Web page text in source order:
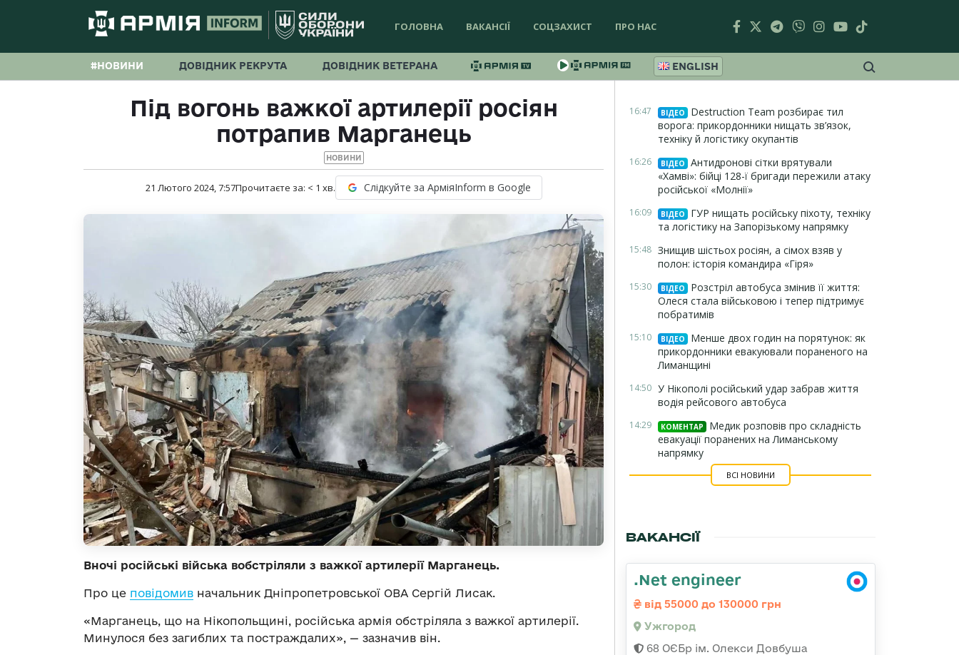
ГОЛОВНА ВАКАНСІЇ СОЦЗАХИСТ ПРО НАС
#НОВИНИ ДОВІДНИК РЕКРУТА ДОВІДНИК ВЕТЕРАНА ENGLISH
Під вогонь важкої артилерії росіян
потрапив Марганець
НОВИНИ
21 Лютого 2024, 7:57Прочитаєте за: < 1 хв. Слідкуйте за АрміяInform в Google
Вночі російські війська вобстріляли з важкої артилерії Марганець.
Про це повідомив начальник Дніпропетровської ОВА Сергій Лисак.
«Марганець, що на Нікопольщині, російська армія обстріляла з важкої артилерії.
Минулося без загиблих та постраждалих», — зазначив він.
16:47 ВІДЕО
Destruction Team розбирає тил
ворога: прикордонники нищать зв’язок,
техніку й логістику окупантів
16:26 ВІДЕО
Антидронові сітки врятували
«Хамві»: бійці 128-ї бригади пережили атаку
російської «Молнії»
16:09 ВІДЕО
ГУР нищать російську піхоту, техніку
та логістику на Запорізькому напрямку
15:48 Знищив шістьох росіян, а сімох взяв у
полон: історія командира «Гіря»
15:30 ВІДЕО
Розстріл автобуса змінив її життя:
Олеся стала військовою і тепер підтримує
побратимів
15:10 ВІДЕО
Менше двох годин на порятунок: як
прикордонники евакуювали пораненого на
Лиманщині
14:50 У Нікополі російський удар забрав життя
водія рейсового автобуса
14:29 КОМЕНТАР
Медик розповів про складність
евакуації поранених на Лиманському
напрямку
ВСІ НОВИНИ
ВАКАНСІЇ
.Net engineer
від 55000 до 130000 грн
Ужгород
68 ОЄБр ім. Олекси Довбуша